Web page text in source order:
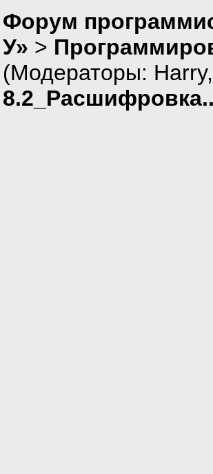
Форум
У» >
(Модераторы: Harry,